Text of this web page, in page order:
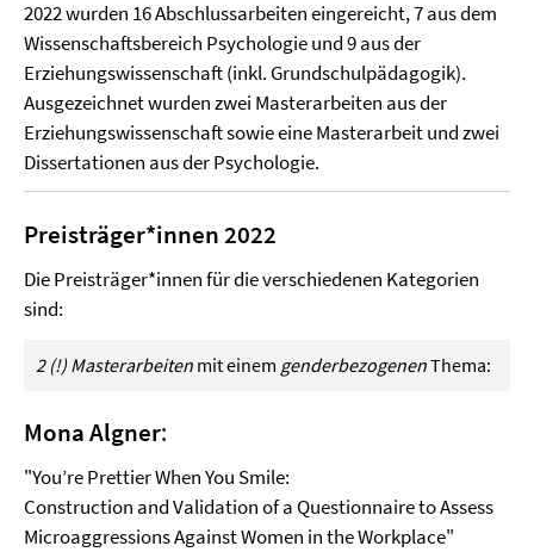
2022 wurden 16 Abschlussarbeiten eingereicht, 7 aus dem
Wissenschaftsbereich Psychologie und 9 aus der
Erziehungswissenschaft (inkl. Grundschulpädagogik).
Ausgezeichnet wurden zwei Masterarbeiten aus der
Erziehungswissenschaft sowie eine Masterarbeit und zwei
Dissertationen aus der Psychologie.
Preisträger*innen 2022
Die Preisträger*innen für die verschiedenen Kategorien
sind:
2 (!) Masterarbeiten mit einem genderbezogenenThema:
Mona Algner:
"You’re Prettier When You Smile:
Construction and Validation of a Questionnaire to Assess
Microaggressions Against Women in the Workplace"